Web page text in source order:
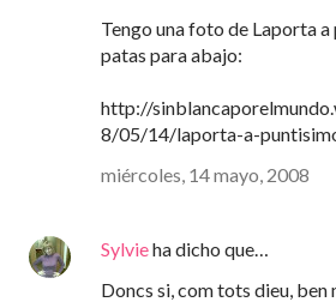
Tengo una foto de Laporta a
patas para abajo:
http://
8/05/14/laporta-a-
miércoles, 14 mayo, 2008
Sylvieha dicho que…
Doncs si, com tots dieu, ben